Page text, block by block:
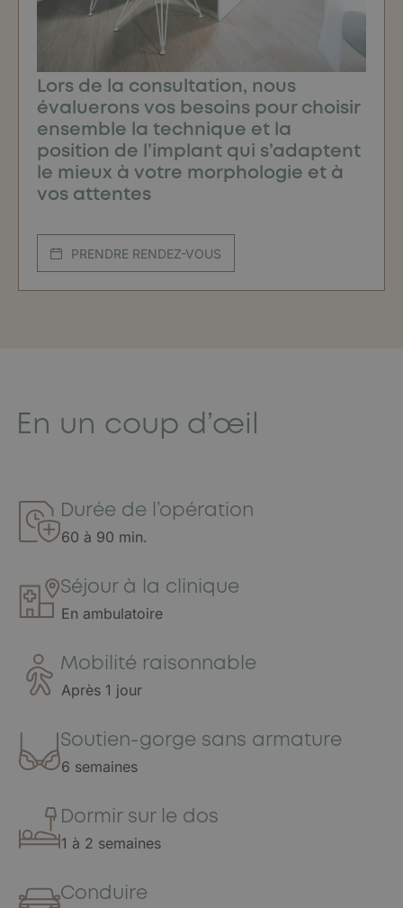
Lors de la consultation, nous
évaluerons vos besoins pour choisir
ensemble la technique et la
position de l’implant qui s’adaptent
le mieux à votre morphologie et à
vos attentes
PRENDRE RENDEZ-VOUS
En un coup d’œil
Durée de l’opération
60 à 90 min.
Séjour à la clinique
En ambulatoire
Mobilité raisonnable
Après 1 jour
Soutien-gorge sans armature
6 semaines
Dormir sur le dos
1 à 2 semaines
Conduire